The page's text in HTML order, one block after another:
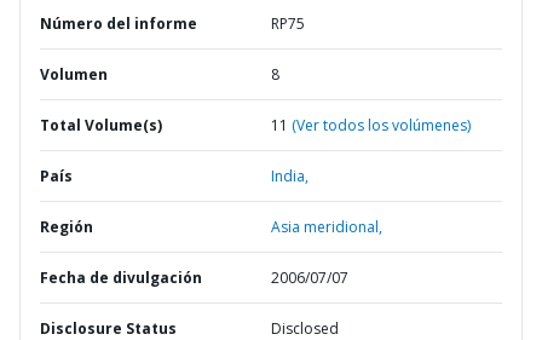
Número del informe RP75
Volumen 8
Total Volume(s) 11 (Ver todos los volúmenes)
País India,
Región Asia meridional,
Fecha de divulgación 2006/07/07
Disclosure Status Disclosed